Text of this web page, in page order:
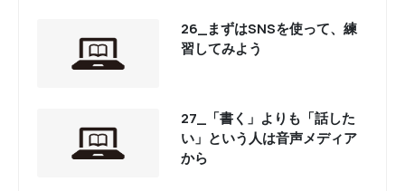
26_まずはSNSを使って、練
習してみよう
27_「書く」よりも「話した
い」という人は音声メディア
から